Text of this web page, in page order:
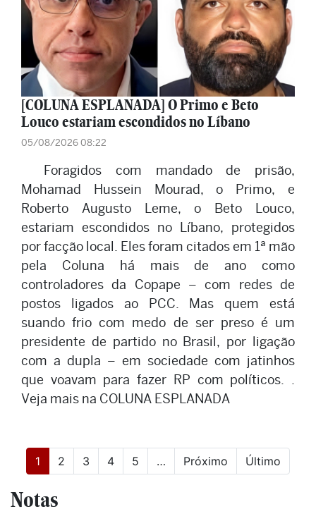
[COLUNA ESPLANADA] O Primo e Beto
Louco estariam escondidos no Líbano
05/08/2026 08:22
Foragidos com mandado de prisão,
Mohamad Hussein Mourad, o Primo, e
Roberto Augusto Leme, o Beto Louco,
estariam escondidos no Líbano, protegidos
por facção local. Eles foram citados em 1ª mão
pela Coluna há mais de ano como
controladores da Copape – com redes de
postos ligados ao PCC. Mas quem está
suando frio com medo de ser preso é um
presidente de partido no Brasil, por ligação
com a dupla – em sociedade com jatinhos
que voavam para fazer RP com políticos. .
Veja mais na COLUNA ESPLANADA
1 (current)
2 3 4 5 … Próximo Último
Notas